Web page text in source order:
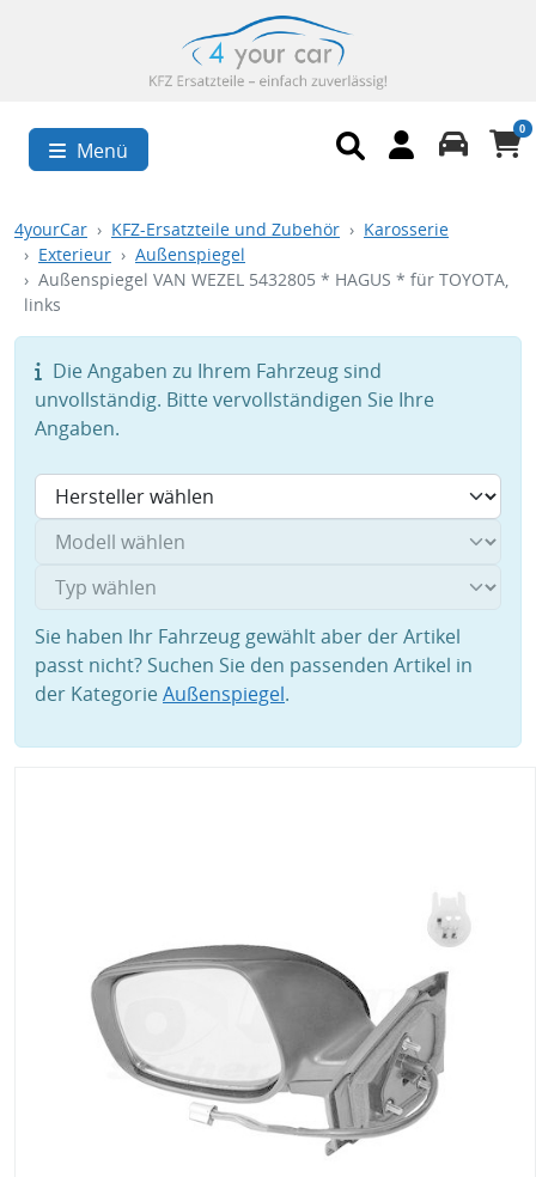
Menü
0
4yourCar KFZ-Ersatzteile und Zubehör
Karosserie
Exterieur
Außenspiegel
Außenspiegel VAN WEZEL 5432805 * HAGUS * für TOYOTA,
links
Die Angaben zu Ihrem Fahrzeug sind
unvollständig. Bitte vervollständigen Sie Ihre
Angaben.
Sie haben Ihr Fahrzeug gewählt aber der Artikel
passt nicht? Suchen Sie den passenden Artikel in
der KategorieAußenspiegel.